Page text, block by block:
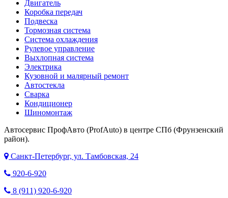
Двигатель
Коробка передач
Подвеска
Тормозная система
Система охлаждения
Рулевое управление
Выхлопная система
Электрика
Кузовной и малярный ремонт
Автостекла
Сварка
Кондиционер
Шиномонтаж
Автосервис ПрофАвто (ProfAuto) в центре СПб (Фрунзенский
район).
Санкт-Петербург, ул. Тамбовская, 24
920-6-920
8 (911) 920-6-920